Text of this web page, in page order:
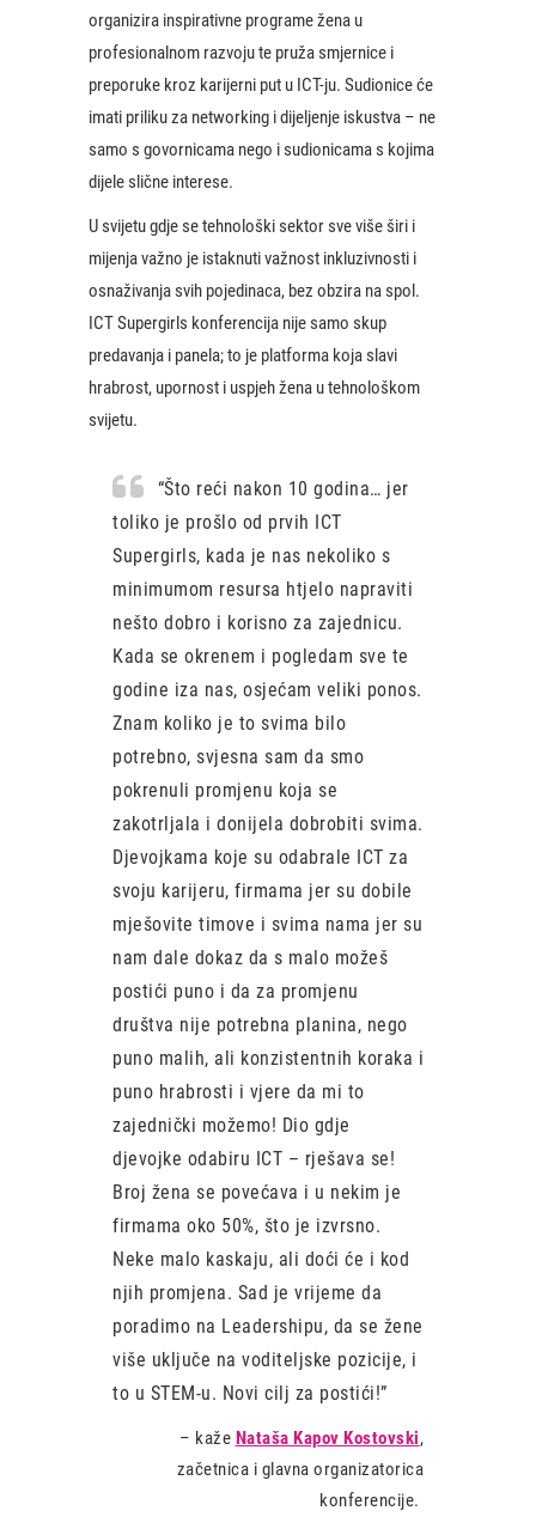
organizira inspirativne programe žena u
profesionalnom razvoju te pruža smjernice i
preporuke kroz karijerni put u ICT-ju. Sudionice će
imati priliku za networking i dijeljenje iskustva – ne
samo s govornicama nego i sudionicama s kojima
dijele slične interese.
U svijetu gdje se tehnološki sektor sve više širi i
mijenja važno je istaknuti važnost inkluzivnosti i
osnaživanja svih pojedinaca, bez obzira na spol.
ICT Supergirls konferencija nije samo skup
predavanja i panela; to je platforma koja slavi
hrabrost, upornost i uspjeh žena u tehnološkom
svijetu.
“Što reći nakon 10 godina… jer
toliko je prošlo od prvih ICT
Supergirls, kada je nas nekoliko s
minimumom resursa htjelo napraviti
nešto dobro i korisno za zajednicu.
Kada se okrenem i pogledam sve te
godine iza nas, osjećam veliki ponos.
Znam koliko je to svima bilo
potrebno, svjesna sam da smo
pokrenuli promjenu koja se
zakotrljala i donijela dobrobiti svima.
Djevojkama koje su odabrale ICT za
svoju karijeru, firmama jer su dobile
mješovite timove i svima nama jer su
nam dale dokaz da s malo možeš
postići puno i da za promjenu
društva nije potrebna planina, nego
puno malih, ali konzistentnih koraka i
puno hrabrosti i vjere da mi to
zajednički možemo! Dio gdje
djevojke odabiru ICT – rješava se!
Broj žena se povećava i u nekim je
firmama oko 50%, što je izvrsno.
Neke malo kaskaju, ali doći će i kod
njih promjena. Sad je vrijeme da
poradimo na Leadershipu, da se žene
više uključe na voditeljske pozicije, i
to u STEM-u. Novi cilj za postići!”
– kaže Nataša Kapov Kostovski,
začetnica i glavna organizatorica
konferencije.